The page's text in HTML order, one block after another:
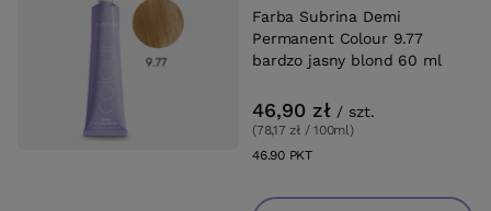
Farba Subrina Demi
Permanent Colour 9.77
bardzo jasny blond 60 ml
46,90 zł / szt.
(78,17 zł / 100ml)
46.90PKTpunktów